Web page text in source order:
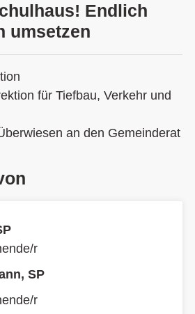
Endlich
umsetzen
für Tiefbau, Verkehr und
an den Gemeinderat
r
SP
r